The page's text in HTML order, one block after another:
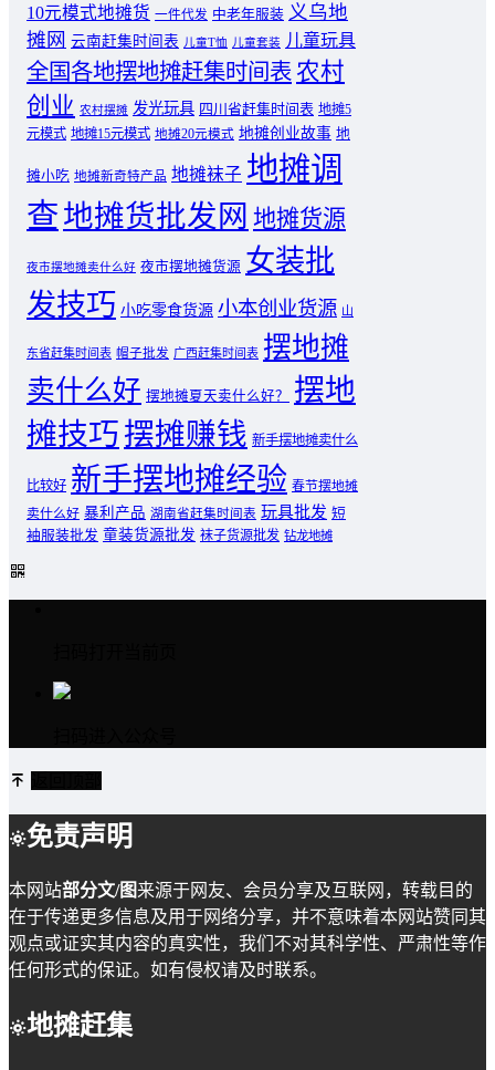
10元模式地摊货 一件代发 中老年服装 义乌地
摊网 云南赶集时间表 儿童T恤 儿童套装 儿童玩具
全国各地摆地摊赶集时间表 农村
创业 农村摆摊 发光玩具 四川省赶集时间表 地摊5
元模式 地摊15元模式 地摊20元模式 地摊创业故事 地
摊小吃 地摊新奇特产品 地摊袜子 地摊调
查地摊货批发网 地摊货源
夜市摆地摊卖什么好 夜市摆地摊货源 女装批
发技巧 小吃零食货源 小本创业货源 山
东省赶集时间表 帽子批发 广西赶集时间表 摆地摊
卖什么好 摆地摊夏天卖什么好？
摆地
摊技巧 摆摊赚钱 新手摆地摊卖什么
比较好 新手摆地摊经验 春节摆地摊
卖什么好 暴利产品 湖南省赶集时间表 玩具批发 短
袖服装批发 童装货源批发 袜子货源批发 钻龙地摊
免责声明
本网站部分文/图来源于网友、会员分享及互联网，转载目的
在于传递更多信息及用于网络分享，并不意味着本网站赞同其
观点或证实其内容的真实性，我们不对其科学性、严肃性等作
任何形式的保证。如有侵权请及时联系。
地摊赶集